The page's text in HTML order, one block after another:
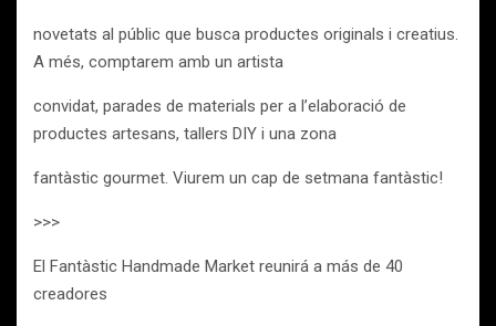
novetats al públic que busca productes originals i creatius.
A més, comptarem amb un artista
convidat, parades de materials per a l’elaboració de
productes artesans, tallers DIY i una zona
fantàstic gourmet. Viurem un cap de setmana fantàstic!
>>>
El Fantàstic Handmade Market reunirá a más de 40
creadores